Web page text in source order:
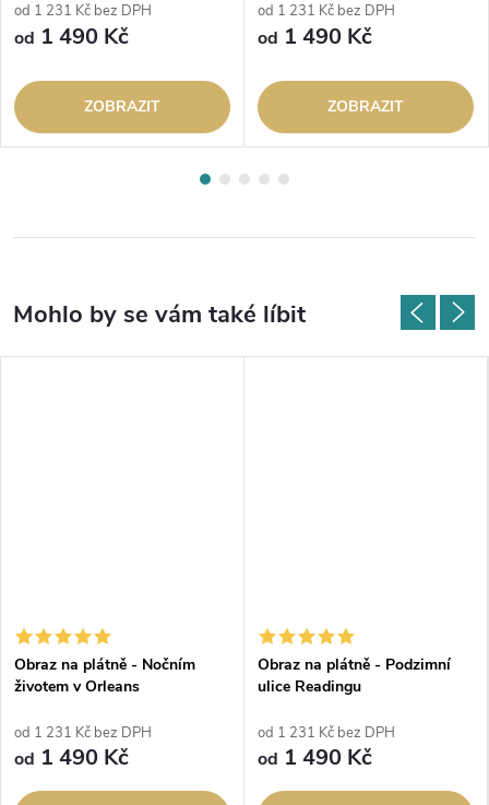
od 1 231 Kč bez DPH
od 1 490 Kč
ZOBRAZIT
od 1 231 Kč bez DPH
od 1 490 Kč
ZOBRAZIT
Obraz na plátně - Nočním
životem v Orleans
od 1 231 Kč bez DPH
od 1 490 Kč
Obraz na plátně - Podzimní
ulice Readingu
od 1 231 Kč bez DPH
od 1 490 Kč